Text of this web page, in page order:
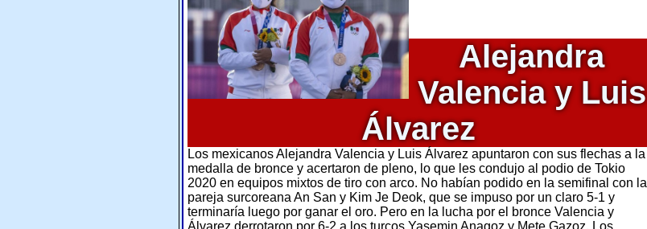
Alejandra
Valencia y Luis
Álvarez
Los mexicanos Alejandra Valencia y Luis Álvarez apuntaron con sus flechas a la
medalla de bronce y acertaron de pleno, lo que les condujo al podio de Tokio
2020 en equipos mixtos de tiro con arco. No habían podido en la semifinal con la
pareja surcoreana An San y Kim Je Deok, que se impuso por un claro 5-1 y
terminaría luego por ganar el oro. Pero en la lucha por el bronce Valencia y
Álvarez derrotaron por 6-2 a los turcos Yasemin Anagoz y Mete Gazoz. Los